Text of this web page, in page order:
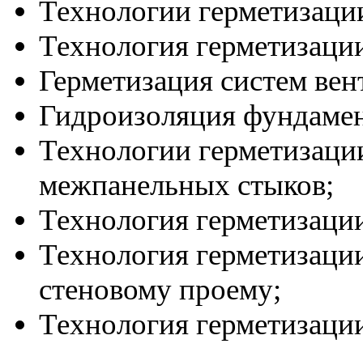
Технологии
Технология
Герметизация систем
Гидроизоляция
Технологии
межпанельных стыков;
Технология
Технология
стеновому проему;
Технология